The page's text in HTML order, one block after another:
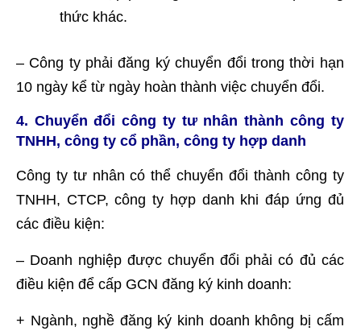
thức khác.
– Công ty phải đăng ký chuyển đổi trong thời hạn
10 ngày kể từ ngày hoàn thành việc chuyển đổi.
4. Chuyển đổi công ty tư nhân thành công ty
TNHH, công ty cổ phần, công ty hợp danh
Công ty tư nhân có thể chuyển đổi thành công ty
TNHH, CTCP, công ty hợp danh khi đáp ứng đủ
các điều kiện:
– Doanh nghiệp được chuyển đổi phải có đủ các
điều kiện để cấp GCN đăng ký kinh doanh:
+ Ngành, nghề đăng ký kinh doanh không bị cấm